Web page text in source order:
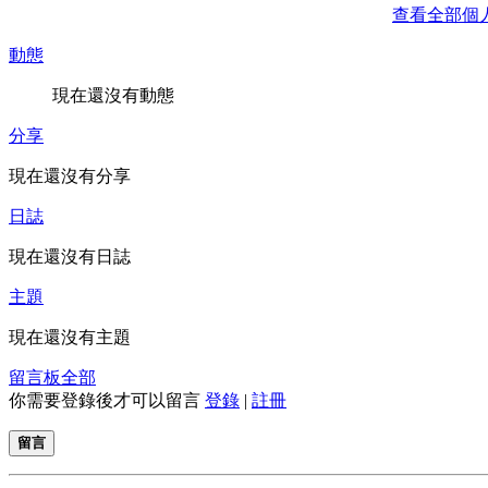
查看全部個
動態
現在還沒有動態
分享
現在還沒有分享
日誌
現在還沒有日誌
主題
現在還沒有主題
留言板全部
你需要登錄後才可以留言 登錄 | 註冊
留言